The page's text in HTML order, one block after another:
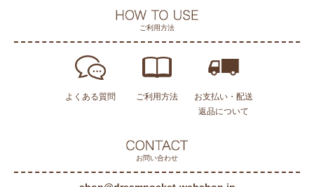
お問い合わせ
ご利用方法
よくある質問 ご利用方法
お支払い・配送
返品について